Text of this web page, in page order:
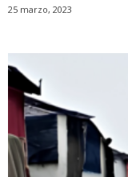
25 marzo, 2023